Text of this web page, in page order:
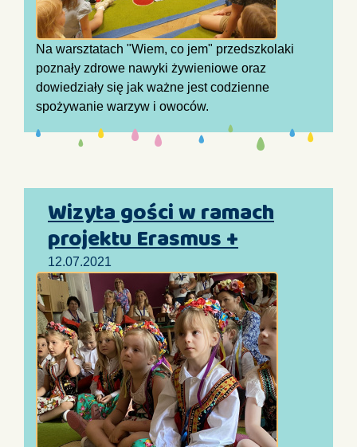
Na warsztatach "Wiem, co jem" przedszkolaki
poznały zdrowe nawyki żywieniowe oraz
dowiedziały się jak ważne jest codzienne
spożywanie warzyw i owoców.
Wizyta gości w ramach
projektu Erasmus +
12.07.2021